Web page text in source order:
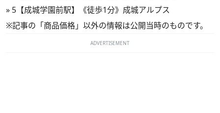
» 5【成城学園前駅】《徒歩1分》成城アルプス
※記事の「商品価格」以外の情報は公開当時のものです。
ADVERTISEMENT